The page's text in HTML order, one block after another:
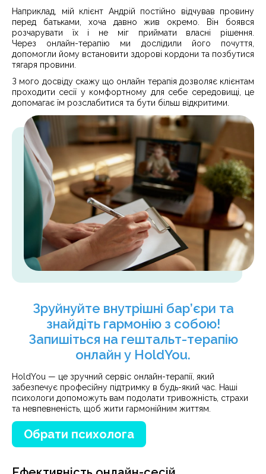
Наприклад, мій клієнт Андрій постійно відчував провину
перед батьками, хоча давно жив окремо. Він боявся
розчарувати їх і не міг приймати власні рішення.
Через онлайн-терапію ми дослідили його почуття,
допомогли йому встановити здорові кордони та позбутися
тягаря провини.
З мого досвіду скажу що онлайн терапія дозволяє клієнтам
проходити сесії у комфортному для себе середовищі, це
допомагає їм розслабитися та бути більш відкритими.
Зруйнуйте внутрішні бар’єри та
знайдіть гармонію з собою!
Запишіться на гештальт-терапію
онлайн у HoldYou.
HoldYou — це зручний сервіс онлайн-терапії, який
забезпечує професійну підтримку в будь-який час. Наші
психологи допоможуть вам подолати тривожність, страхи
та невпевненість, щоб жити гармонійним життям.
Обрати психолога